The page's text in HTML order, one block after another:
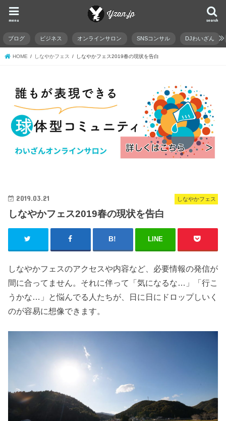
search
menu
ブログ ビジネス オンラインサロン SNSコンサル DJわいざん
HOME しなやかフェス しなやかフェス2019春の現状を告白
しなやかフェス
2019.03.21
しなやかフェス2019春の現状を告白
LINE
しなやかフェスのアクセスや内容など、必要情報の発信が
間に合ってません。それに伴って「気になるな…」「行こ
うかな…」と悩んでる人たちが、日に日にドロップしいく
のが容易に想像できます。